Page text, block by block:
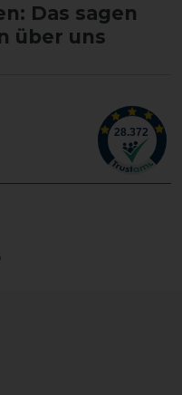
Das sagen
über uns